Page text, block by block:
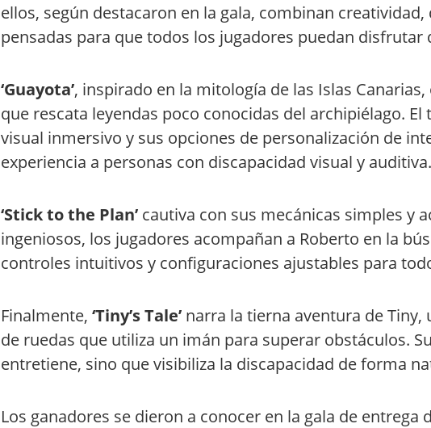
ellos, según destacaron en la gala, combinan
pensadas para que todos los jugadores puedan disfrutar
‘Guayota’, inspirado en la mitología de las Islas
que rescata leyendas poco conocidas del archipiélago.
visual inmersivo y sus opciones de personalización de
experiencia a personas con discapacidad visual y auditiva.
‘Stick to the Plan’cautiva con sus mecánicas simples y
ingeniosos, los jugadores acompañan a Roberto en la
controles intuitivos y configuraciones ajustables para
Finalmente, ‘Tiny’s Tale’narra la tierna aventura de Tiny,
de ruedas que utiliza un imán para superar obstáculos.
entretiene, sino que visibiliza la discapacidad de forma
Los ganadores se dieron a conocer en la gala de